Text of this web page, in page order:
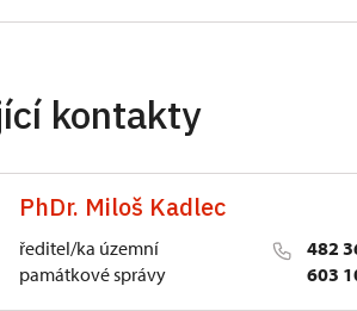
kontakty
PhDr. Miloš Kadlec
ředitel/ka územní
památkové správy
482
603